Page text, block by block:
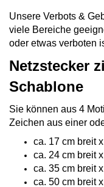
Unsere Verbots &
viele Bereiche
oder etwas verboten
Netzstecker
Schablone
Sie können aus 4
Zeichen aus einer
ca. 17 cm breit
ca. 24 cm breit
ca. 35 cm breit
ca. 50 cm breit